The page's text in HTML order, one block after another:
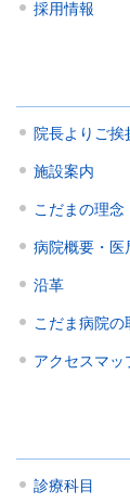
採用情報
院長よりご挨
施設案内
こだまの理念
病院概要・医
沿革
こだま病院の
アクセスマッ
診療科目